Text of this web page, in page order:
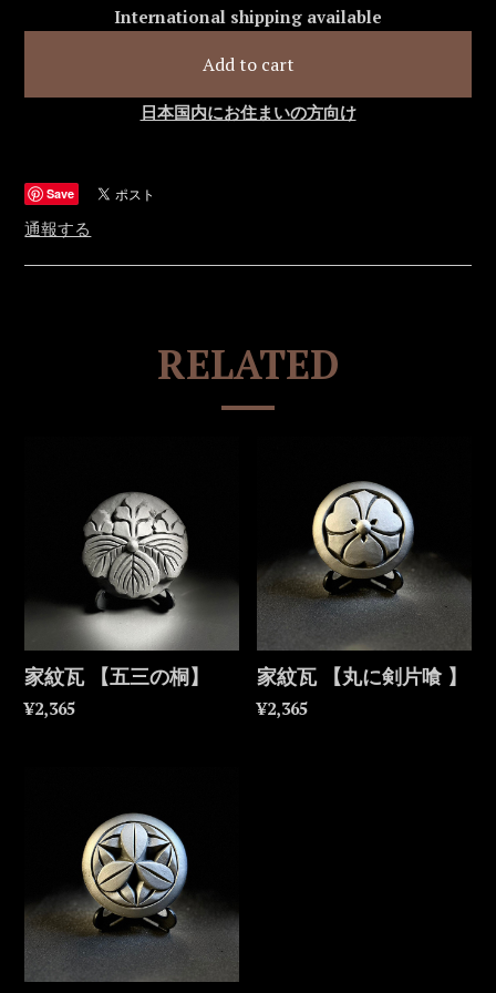
International shipping available
Add to cart
日本国内にお住まいの方向け
Save
通報する
RELATED
家紋瓦 【五三の桐】
¥2,365
家紋瓦 【丸に剣片喰 】
¥2,365